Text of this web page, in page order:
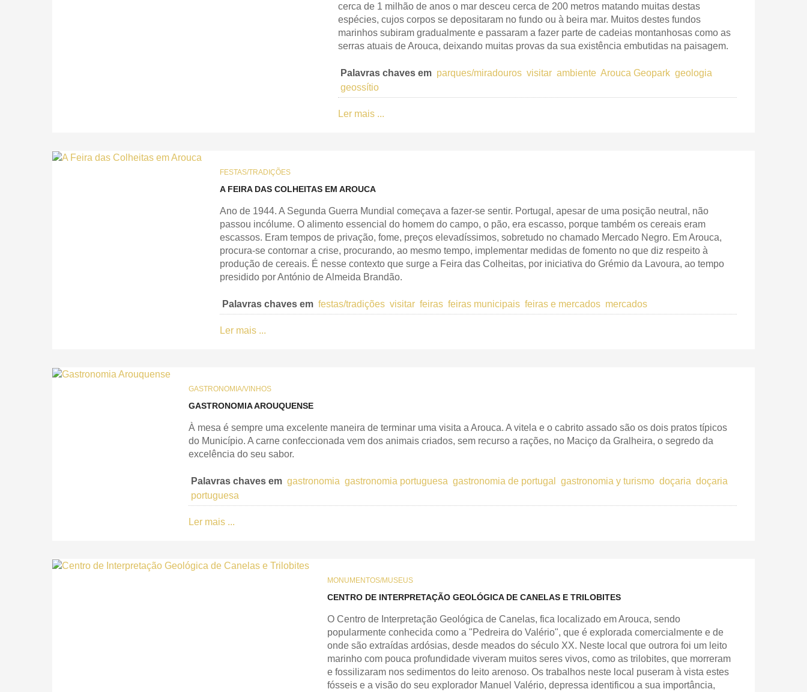
cerca de 1 milhão de anos o mar desceu cerca de 200 metros matando muitas destas
espécies, cujos corpos se depositaram no fundo ou à beira mar. Muitos destes fundos
marinhos subiram gradualmente e passaram a fazer parte de cadeias montanhosas como as
serras atuais de Arouca, deixando muitas provas da sua existência embutidas na paisagem.
Palavras chaves em parques/miradouros visitar ambiente Arouca Geopark geologia
geossítio
Ler mais ...
FESTAS/TRADIÇÕES
A FEIRA DAS COLHEITAS EM AROUCA
Ano de 1944. A Segunda Guerra Mundial começava a fazer-se sentir. Portugal, apesar de uma posição neutral, não
passou incólume. O alimento essencial do homem do campo, o pão, era escasso, porque também os cereais eram
escassos. Eram tempos de privação, fome, preços elevadíssimos, sobretudo no chamado Mercado Negro. Em Arouca,
procura-se contornar a crise, procurando, ao mesmo tempo, implementar medidas de fomento no que diz respeito à
produção de cereais. É nesse contexto que surge a Feira das Colheitas, por iniciativa do Grémio da Lavoura, ao tempo
presidido por António de Almeida Brandão.
Palavras chaves em festas/tradições visitar feiras feiras municipais feiras e mercados mercados
Ler mais ...
GASTRONOMIA/VINHOS
GASTRONOMIA AROUQUENSE
À mesa é sempre uma excelente maneira de terminar uma visita a Arouca. A vitela e o cabrito assado são os dois pratos típicos
do Município. A carne confeccionada vem dos animais criados, sem recurso a rações, no Maciço da Gralheira, o segredo da
excelência do seu sabor.
Palavras chaves em gastronomia gastronomia portuguesa gastronomia de portugal gastronomia y turismo doçaria doçaria
portuguesa
Ler mais ...
MONUMENTOS/MUSEUS
CENTRO DE INTERPRETAÇÃO GEOLÓGICA DE CANELAS E TRILOBITES
O Centro de Interpretação Geológica de Canelas, fica localizado em Arouca, sendo
popularmente conhecida como a "Pedreira do Valério", que é explorada comercialmente e de
onde são extraídas ardósias, desde meados do século XX. Neste local que outrora foi um leito
marinho com pouca profundidade viveram muitos seres vivos, como as trilobites, que morreram
e fossilizaram nos sedimentos do leito arenoso. Os trabalhos neste local puseram à vista estes
fósseis e a visão do seu explorador Manuel Valério, depressa identificou a sua importância,